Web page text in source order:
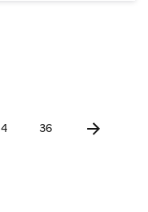
4 36 Aller à la